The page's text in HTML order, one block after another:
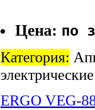
Цена: по
Категория:
электрические
ERGO VEG-